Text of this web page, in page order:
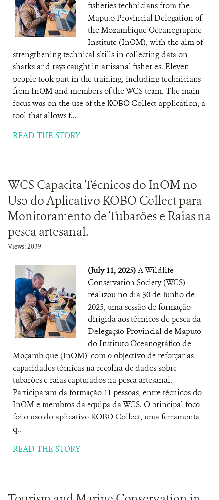
fisheries technicians from the
Maputo Provincial Delegation of
the Mozambique Oceanographic
Institute (InOM), with the aim of
strengthening technical skills in collecting data on
sharks and rays caught in artisanal fisheries. Eleven
people took part in the training, including technicians
from InOM and members of the WCS team. The main
focus was on the use of the KOBO Collect application, a
tool that allows f...
READ THE STORY
WCS Capacita Técnicos do InOM no
Uso do Aplicativo KOBO Collect para
Monitoramento de Tubarões e Raias na
pesca artesanal.
Views: 2039
(July 11, 2025)A Wildlife
Conservation Society (WCS)
realizou no dia 30 de Junho de
2025, uma sessão de formação
dirigida aos técnicos de pesca da
Delegação Provincial de Maputo
do Instituto Oceanográfico de
Moçambique (InOM), com o objectivo de reforçar as
capacidades técnicas na recolha de dados sobre
tubarões e raias capturados na pesca artesanal.
Participaram da formação 11 pessoas, entre técnicos do
InOM e membros da equipa da WCS. O principal foco
foi o uso do aplicativo KOBO Collect, uma ferramenta
q...
READ THE STORY